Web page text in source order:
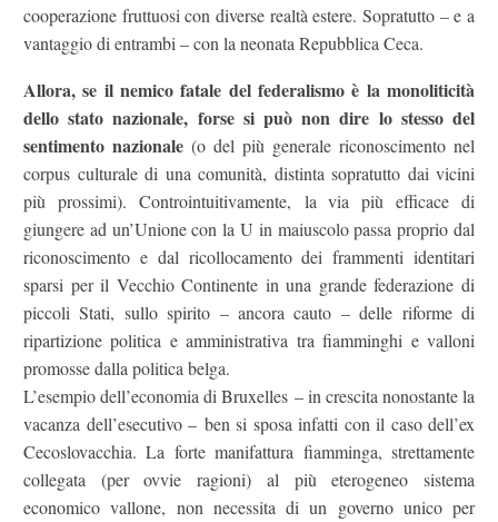
cooperazione fruttuosi con diverse realtà estere. Sopratutto – e a
vantaggio di entrambi – con la neonata Repubblica Ceca.
Allora, se il nemico fatale del federalismo è la monoliticità
dello stato nazionale, forse si può non dire lo stesso del
sentimento nazionale (o del più generale riconoscimento nel
corpus culturale di una comunità, distinta sopratutto dai vicini
più prossimi). Controintuitivamente, la via più efficace di
giungere ad un’Unione con la U in maiuscolo passa proprio dal
riconoscimento e dal ricollocamento dei frammenti identitari
sparsi per il Vecchio Continente in una grande federazione di
piccoli Stati, sullo spirito – ancora cauto – delle riforme di
ripartizione politica e amministrativa tra fiamminghi e valloni
promosse dalla politica belga.
L’esempio dell’economia di Bruxelles – in crescita nonostante la
vacanza dell’esecutivo – ben si sposa infatti con il caso dell’ex
Cecoslovacchia. La forte manifattura fiamminga, strettamente
collegata (per ovvie ragioni) al più eterogeneo sistema
economico vallone, non necessita di un governo unico per